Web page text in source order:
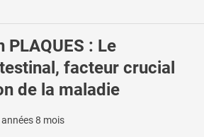
PLAQUES : Le
facteur crucial
de la maladie
8 mois